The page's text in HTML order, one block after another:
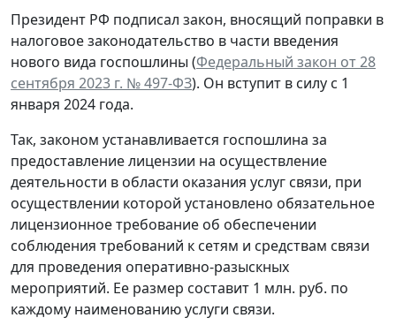
Президент РФ подписал закон, вносящий поправки в
налоговое законодательство в части введения
нового вида госпошлины (Федеральный закон от 28
сентября 2023 г. № 497-ФЗ). Он вступит в силу с 1
января 2024 года.
Так, законом устанавливается госпошлина за
предоставление лицензии на осуществление
деятельности в области оказания услуг связи, при
осуществлении которой установлено обязательное
лицензионное требование об обеспечении
соблюдения требований к сетям и средствам связи
для проведения оперативно-разыскных
мероприятий. Ее размер составит 1 млн. руб. по
каждому наименованию услуги связи.